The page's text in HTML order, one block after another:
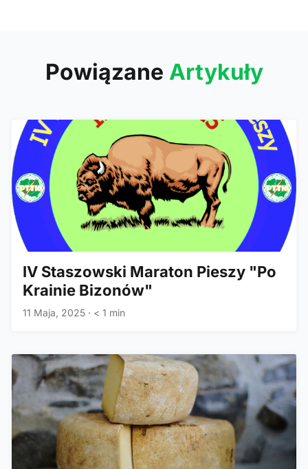
Powiązane Artykuły
IV Staszowski Maraton Pieszy "Po
Krainie Bizonów"
11 Maja, 2025 · < 1 min